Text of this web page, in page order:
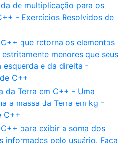
de multiplicação para os
- Exercícios Resolvidos de
que retorna os elementos
menores que seus
esquerda e da direita -
C++
da Terra em C++ - Uma
a massa da Terra em kg -
C++
para exibir a soma dos
informados pelo usuário. Faça